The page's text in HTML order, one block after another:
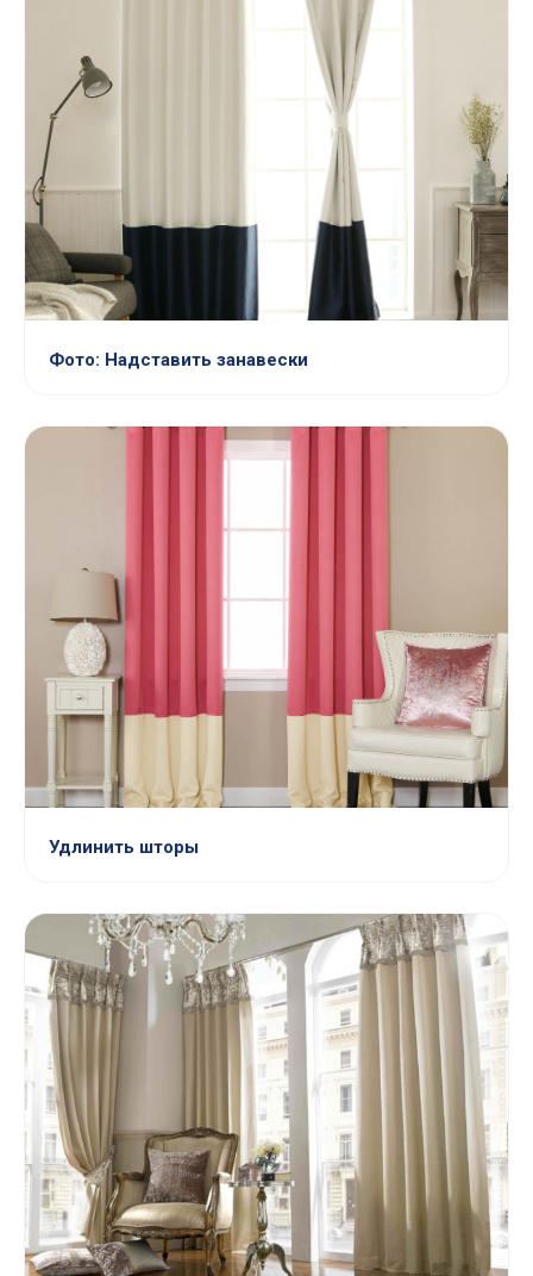
Фото: Надставить занавески
Удлинить шторы